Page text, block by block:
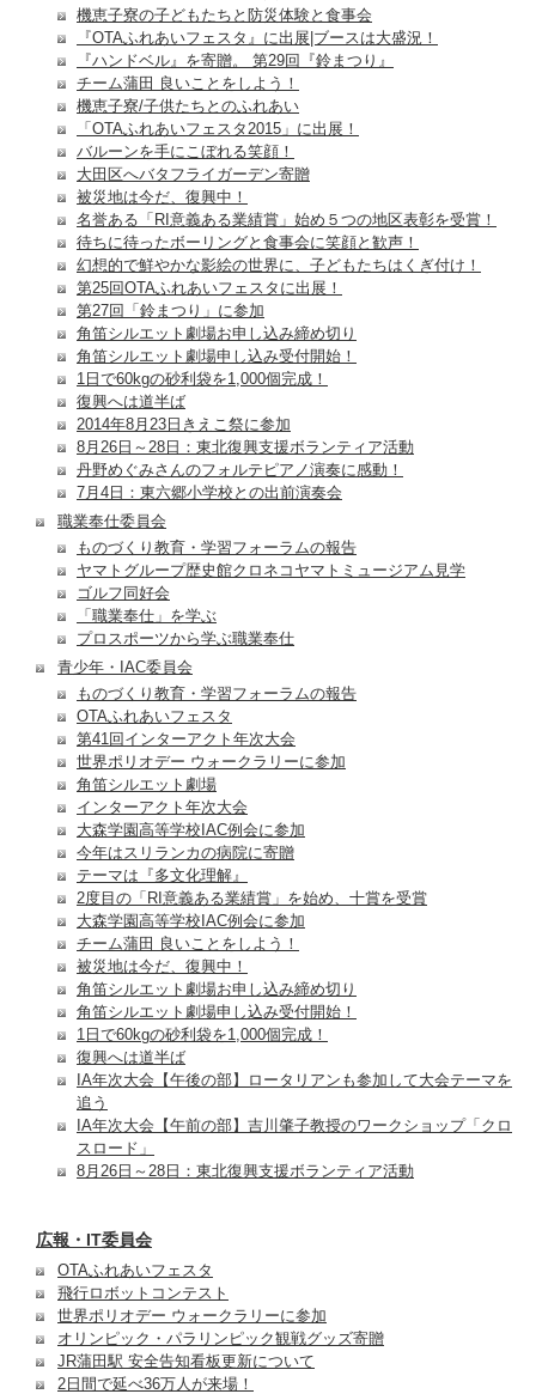
機恵子寮の子どもたちと防災体験と食事会
『OTAふれあいフェスタ』に出展|ブースは大盛況！
『ハンドベル』を寄贈。 第29回『鈴まつり』
チーム蒲田 良いことをしよう！
機恵子寮/子供たちとのふれあい
「OTAふれあいフェスタ2015」に出展！
バルーンを手にこぼれる笑顔！
大田区へバタフライガーデン寄贈
被災地は今だ、復興中！
名誉ある「RI意義ある業績賞」始め５つの地区表彰を受賞！
待ちに待ったボーリングと食事会に笑顔と歓声！
幻想的で鮮やかな影絵の世界に、子どもたちはくぎ付け！
第25回OTAふれあいフェスタに出展！
第27回「鈴まつり」に参加
角笛シルエット劇場お申し込み締め切り
角笛シルエット劇場申し込み受付開始！
1日で60kgの砂利袋を1,000個完成！
復興へは道半ば
2014年8月23日きえこ祭に参加
8月26日～28日：東北復興支援ボランティア活動
丹野めぐみさんのフォルテピアノ演奏に感動！
7月4日：東六郷小学校との出前演奏会
職業奉仕委員会
ものづくり教育・学習フォーラムの報告
ヤマトグループ歴史館クロネコヤマトミュージアム見学
ゴルフ同好会
「職業奉仕」を学ぶ
プロスポーツから学ぶ職業奉仕
青少年・IAC委員会
ものづくり教育・学習フォーラムの報告
OTAふれあいフェスタ
第41回インターアクト年次大会
世界ポリオデー ウォークラリーに参加
角笛シルエット劇場
インターアクト年次大会
大森学園高等学校IAC例会に参加
今年はスリランカの病院に寄贈
テーマは『多文化理解』
2度目の「RI意義ある業績賞」を始め、十賞を受賞
大森学園高等学校IAC例会に参加
チーム蒲田 良いことをしよう！
被災地は今だ、復興中！
角笛シルエット劇場お申し込み締め切り
角笛シルエット劇場申し込み受付開始！
1日で60kgの砂利袋を1,000個完成！
復興へは道半ば
IA年次大会【午後の部】ロータリアンも参加して大会テーマを
追う
IA年次大会【午前の部】吉川肇子教授のワークショップ「クロ
スロード」
8月26日～28日：東北復興支援ボランティア活動
広報・IT委員会
OTAふれあいフェスタ
飛行ロボットコンテスト
世界ポリオデー ウォークラリーに参加
オリンピック・パラリンピック観戦グッズ寄贈
JR蒲田駅 安全告知看板更新について
2日間で延べ36万人が来場！